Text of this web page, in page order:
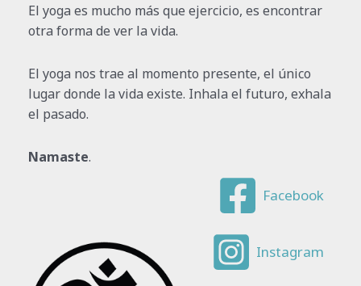
El yoga es mucho más que ejercicio, es encontrar
otra forma de ver la vida.
El yoga nos trae al momento presente, el único
lugar donde la vida existe. Inhala el futuro, exhala
el pasado.
Namaste.
Facebook
Instagram